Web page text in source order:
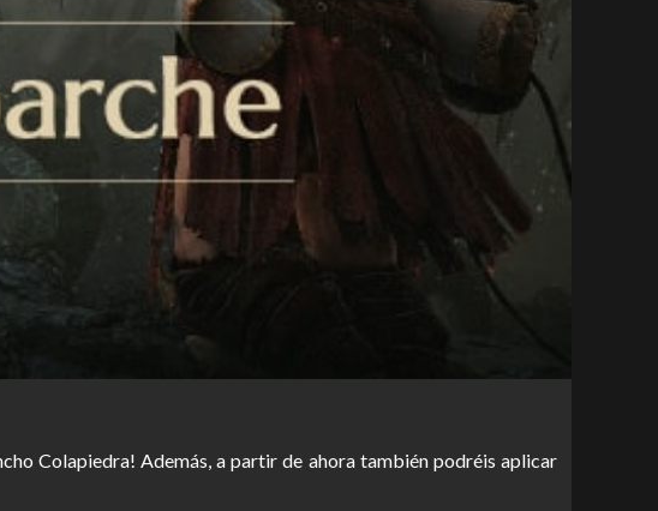
Colapiedra! Además, a partir de ahora también podréis aplicar